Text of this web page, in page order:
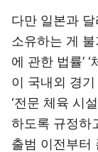
다만 일본과
소유하는 게
에 관한 법률’
이 국내외 경
‘전문 체육 시
하도록 규정하
출범 이전부터